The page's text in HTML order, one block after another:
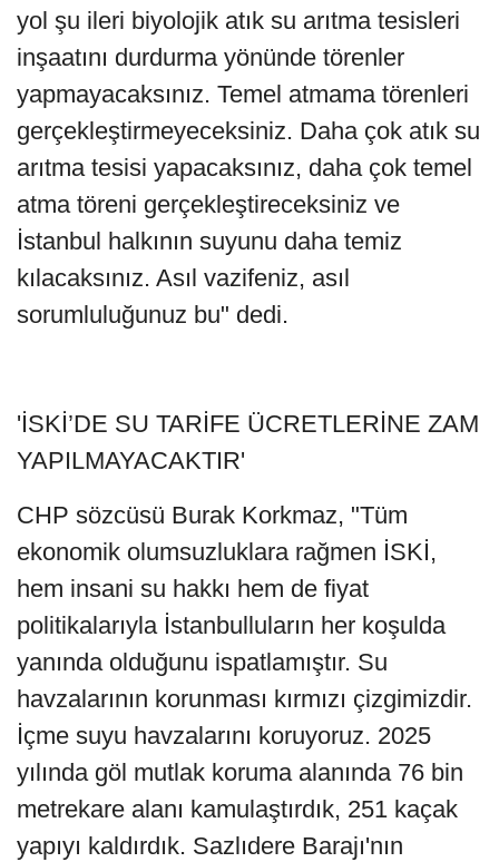
yol şu ileri biyolojik atık su arıtma tesisleri
inşaatını durdurma yönünde törenler
yapmayacaksınız. Temel atmama törenleri
gerçekleştirmeyeceksiniz. Daha çok atık su
arıtma tesisi yapacaksınız, daha çok temel
atma töreni gerçekleştireceksiniz ve
İstanbul halkının suyunu daha temiz
kılacaksınız. Asıl vazifeniz, asıl
sorumluluğunuz bu" dedi.
'İSKİ’DE SU TARİFE ÜCRETLERİNE ZAM
YAPILMAYACAKTIR'
CHP sözcüsü Burak Korkmaz, "Tüm
ekonomik olumsuzluklara rağmen İSKİ,
hem insani su hakkı hem de fiyat
politikalarıyla İstanbulluların her koşulda
yanında olduğunu ispatlamıştır. Su
havzalarının korunması kırmızı çizgimizdir.
İçme suyu havzalarını koruyoruz. 2025
yılında göl mutlak koruma alanında 76 bin
metrekare alanı kamulaştırdık, 251 kaçak
yapıyı kaldırdık. Sazlıdere Barajı'nın